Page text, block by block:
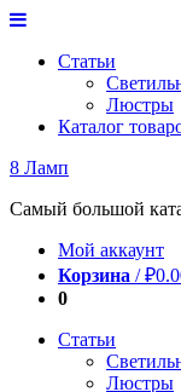
Перейти
содержимому
Статьи
Люстры
Каталог
8 Ламп
Самый большой
Мой аккаунт
Корзина /₽
0
Статьи
Люстры